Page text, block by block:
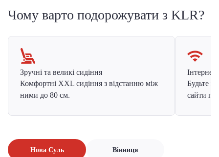
Чому варто подорожувати з KLR?
Зручні та великі сидіння
Комфортні XXL сидіння з відстанню між
ними до 80 см.
Інтернет
Будьте
сайти
Нова Суль Вінниця